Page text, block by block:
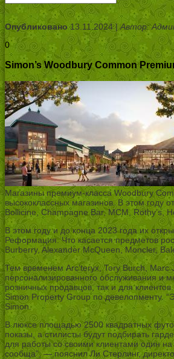
Опубликовано13.11.2024 |Автор:
0
Simon’s Woodbury Common
Магазины премиум-класса Woodbury
высококлассных магазинов. В этом
Bollicine, Champagne Bar, MCM, Rothy’s,
В этом году и до конца 2023 года их
Реформация. Что касается предметов
Burberry, Alexander McQueen, Moncler,
Тем временем Arc’teryx, Tory Burch, Marc
персонализированного обслуживания и
розничных продавцов, так и для
Simon Property Group по девелопменту.
Simon.
В люксе площадью 2500 квадратных
показы, а стилисты будут подбирать
для работы со своими клиентами один
сообща”, — пояснил Ли Стерлинг,